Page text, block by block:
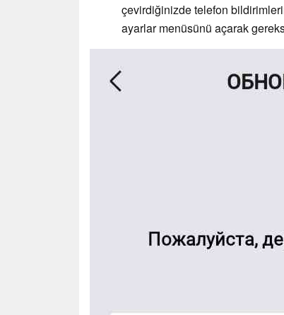
çevirdiğinizde telefon
ayarlar menüsünü açarak